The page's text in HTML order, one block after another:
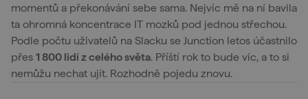
momentů a překonávání sebe sama. Nejvíc mě na ní bavila
ta ohromná koncentrace IT mozků pod jednou střechou.
Podle počtu uživatelů na Slacku se Junction letos účastnilo
přes 1 800 lidí z celého světa. Příští rok to bude víc, a to si
nemůžu nechat ujít. Rozhodně pojedu znovu.